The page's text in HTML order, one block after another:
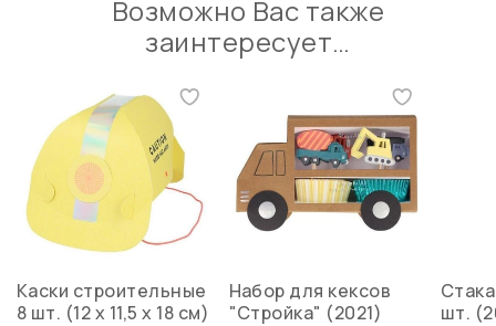
Возможно Вас также
заинтересует…
Каски строительные
8 шт. (12 х 11,5 х 18 см)
Набор для кексов
"Стройка" (2021)
шт.